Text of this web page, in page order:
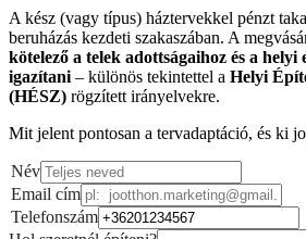
A kész (vagy típus) háztervekkel pénzt
beruházás kezdeti szakaszában. A
kötelező a telek adottságaihoz és a helyi
igazítani – különös tekintettel a Helyi
(HÉSZ) rögzített irányelvekre.
Mit jelent pontosan a tervadaptáció, és ki
Név
Email cím
Telefonszám